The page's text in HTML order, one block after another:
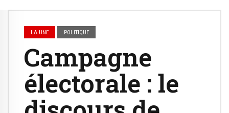
LA UNE POLITIQUE
Campagne
électorale : le